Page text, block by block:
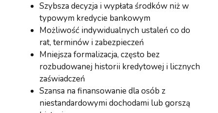
Szybsza decyzja i wypłata środków niż w
typowym kredycie bankowym
Możliwość indywidualnych ustaleń co do
rat, terminów i zabezpieczeń
Mniejsza formalizacja, często bez
rozbudowanej historii kredytowej i licznych
zaświadczeń
Szansa na finansowanie dla osób z
niestandardowymi dochodami lub gorszą